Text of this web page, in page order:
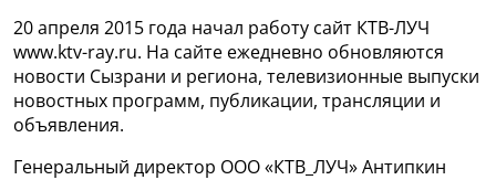
20 апреля 2015 года начал работу сайт КТВ-ЛУЧ
www.ktv-ray.ru. На сайте ежедневно обновляются
новости Сызрани и региона, телевизионные выпуски
новостных программ, публикации, трансляции и
объявления.
Генеральный директор ООО «КТВ_ЛУЧ» Антипкин